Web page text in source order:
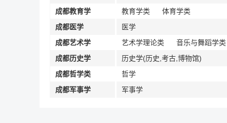
成都教育学
教育学类
体育学类
成都医学
医学
成都艺术学
艺术学理论类
音乐与舞蹈学类
成都历史学
历史学(历史,考古,博物馆)
成都哲学类
哲学
成都军事学
军事学